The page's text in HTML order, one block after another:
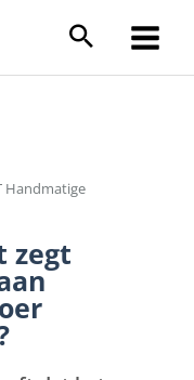
Main
Handmatige
zegt